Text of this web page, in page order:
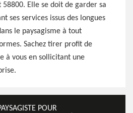
Elle se doit de garder sa
ses services issus des longues
le paysagisme à tout
Sachez tirer profit de
à vous en sollicitant une
POUR